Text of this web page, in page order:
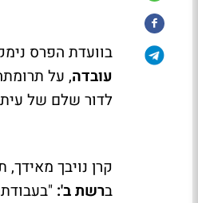
בוועדת הפרס
עובדה, על
לדור שלם של
קרן נויבך
ברשת ב':